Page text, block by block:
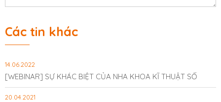
Các tin khác
14.06.2022
[WEBINAR] SỰ KHÁC BIỆT CỦA NHA KHOA KĨ THUẬT SỐ
20.04.2021